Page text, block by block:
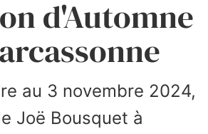
d'Automne
au 3 novembre 2024,
Joë Bousquet à